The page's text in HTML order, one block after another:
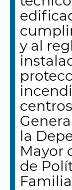
y al
la
Mayor
de